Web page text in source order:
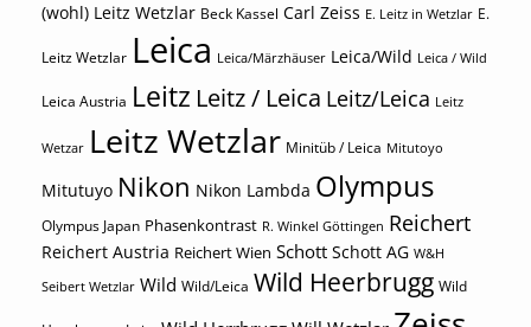
(wohl) Leitz Wetzlar Beck Kassel Carl Zeiss E. Leitz in Wetzlar E.
Leitz Wetzlar Leica Leica/Märzhäuser Leica/Wild Leica / Wild
Leica Austria Leitz Leitz / Leica Leitz/Leica Leitz
Wetzar Leitz Wetzlar Minitüb / Leica Mitutoyo
Mitutuyo Nikon Nikon Lambda Olympus
Olympus Japan Phasenkontrast R. Winkel Göttingen Reichert
Reichert Austria Reichert Wien Schott Schott AG W&H
Seibert Wetzlar Wild Wild/Leica Wild Heerbrugg Wild